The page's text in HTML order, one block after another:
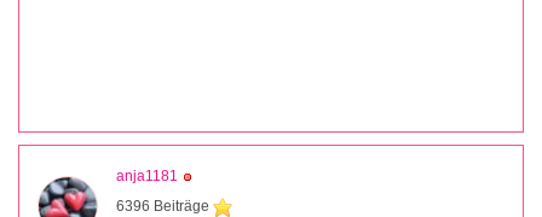
anja1181
6396 Beiträge